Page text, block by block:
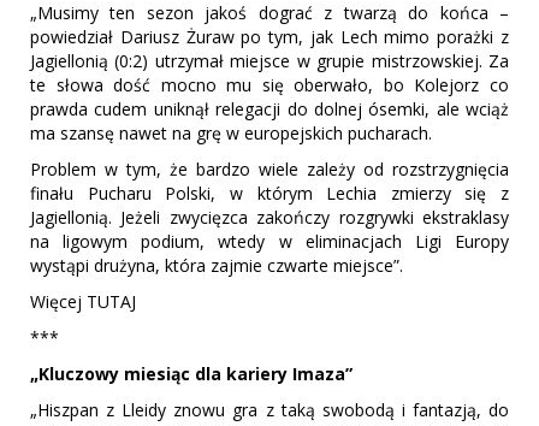
„Musimy ten sezon jakoś dograć z twarzą do końca –
powiedział Dariusz Żuraw po tym, jak Lech mimo porażki z
Jagiellonią (0:2) utrzymał miejsce w grupie mistrzowskiej. Za
te słowa dość mocno mu się oberwało, bo Kolejorz co
prawda cudem uniknął relegacji do dolnej ósemki, ale wciąż
ma szansę nawet na grę w europejskich pucharach.
Problem w tym, że bardzo wiele zależy od rozstrzygnięcia
finału Pucharu Polski, w którym Lechia zmierzy się z
Jagiellonią. Jeżeli zwycięzca zakończy rozgrywki ekstraklasy
na ligowym podium, wtedy w eliminacjach Ligi Europy
wystąpi drużyna, która zajmie czwarte miejsce”.
Więcej TUTAJ
***
„Kluczowy miesiąc dla kariery Imaza”
„Hiszpan z Lleidy znowu gra z taką swobodą i fantazją, do